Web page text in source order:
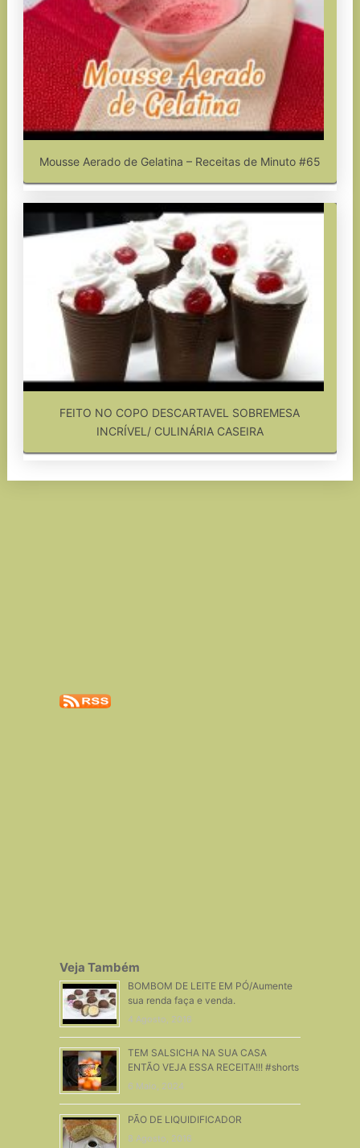
Mousse Aerado de Gelatina – Receitas de Minuto #65
FEITO NO COPO DESCARTAVEL SOBREMESA
INCRÍVEL/ CULINÁRIA CASEIRA
Veja Também
BOMBOM DE LEITE EM PÓ/Aumente
sua renda faça e venda.
4 Agosto, 2016
TEM SALSICHA NA SUA CASA
ENTÃO VEJA ESSA RECEITA!!! #shorts
6 Maio, 2024
PÃO DE LIQUIDIFICADOR
8 Agosto, 2016